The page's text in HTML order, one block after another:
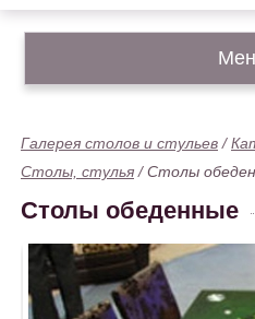
Галерея столов и стульев /
Столы, стулья /Столы
Столы обеденные